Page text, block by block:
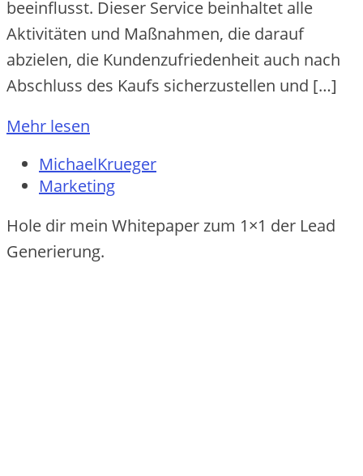
beeinflusst. Dieser Service beinhaltet alle
Aktivitäten und Maßnahmen, die darauf
abzielen, die Kundenzufriedenheit auch nach
Abschluss des Kaufs sicherzustellen und […]
Mehr lesen
MichaelKrueger
Marketing
Hole dir mein Whitepaper zum 1×1 der Lead
Generierung.